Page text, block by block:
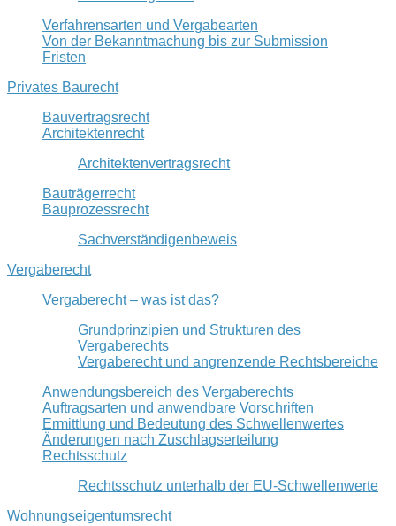
Verfahrensarten und Vergabearten
Von der Bekanntmachung bis zur Submission
Fristen
Privates Baurecht
Bauvertragsrecht
Architektenrecht
Architektenvertragsrecht
Bauträgerrecht
Bauprozessrecht
Sachverständigenbeweis
Vergaberecht
Vergaberecht – was ist das?
Grundprinzipien und Strukturen des
Vergaberechts
Vergaberecht und angrenzende Rechtsbereiche
Anwendungsbereich des Vergaberechts
Auftragsarten und anwendbare Vorschriften
Ermittlung und Bedeutung des Schwellenwertes
Änderungen nach Zuschlagserteilung
Rechtsschutz
Rechtsschutz unterhalb der EU-Schwellenwerte
Wohnungseigentumsrecht